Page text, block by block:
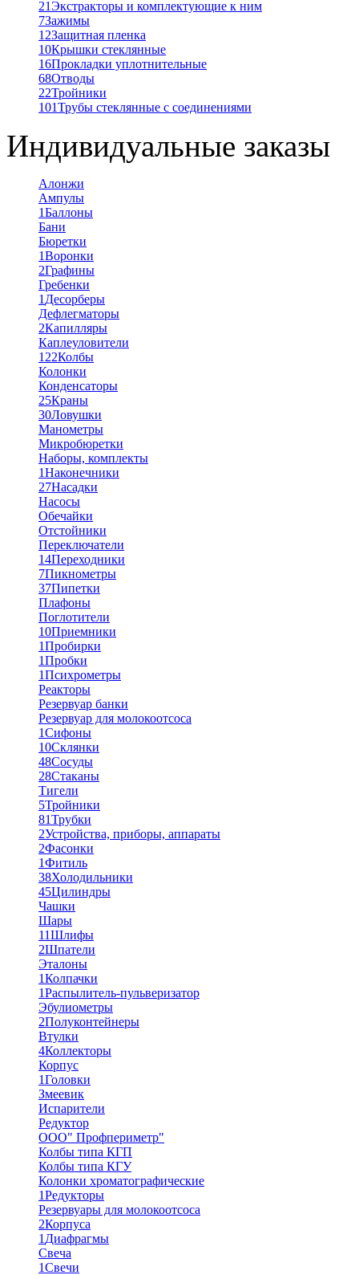
21Экстракторы и комплектующие к ним
7Зажимы
12Защитная пленка
10Крышки стеклянные
16Прокладки уплотнительные
68Отводы
22Тройники
101Трубы стеклянные с соединениями
Индивидуальные заказы
Алонжи
Ампулы
1Баллоны
Бани
Бюретки
1Воронки
2Графины
Гребенки
1 Десорберы
Дефлегматоры
2Капилляры
Каплеуловители
122Колбы
Колонки
Конденсаторы
25Краны
30Ловушки
Манометры
Микробюретки
Наборы, комплекты
1Наконечники
27Насадки
Насосы
Обечайки
Отстойники
Переключатели
14Переходники
7Пикнометры
37Пипетки
Плафоны
Поглотители
10Приемники
1Пробирки
1Пробки
1Психрометры
Реакторы
Резервуар банки
Резервуар для молокоотсоса
1Сифоны
10Склянки
48Сосуды
28Стаканы
Тигели
5Тройники
81Трубки
2Устройства, приборы, аппараты
2Фасонки
1Фитиль
38Холодильники
45Цилиндры
Чашки
Шары
11Шлифы
2Шпатели
Эталоны
1Колпачки
1Распылитель-пульверизатор
Эбулиометры
2Полуконтейнеры
Втулки
4Коллекторы
Корпус
1Головки
Змеевик
Испарители
Редуктор
ООО" Профпериметр"
Колбы типа КГП
Колбы типа КГУ
Колонки хроматографические
1Редукторы
Резервуары для молокоотсоса
2Корпуса
1 Диафрагмы
Свеча
1Свечи